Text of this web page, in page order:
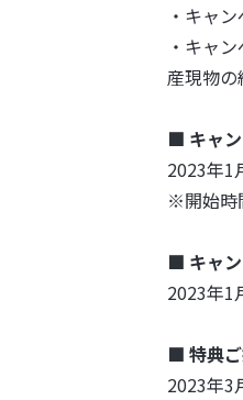
・キャ
・キャ
産現物
■ キャ
2023年1
※開始時
■ キャ
2023年1
■ 特典
2023年3